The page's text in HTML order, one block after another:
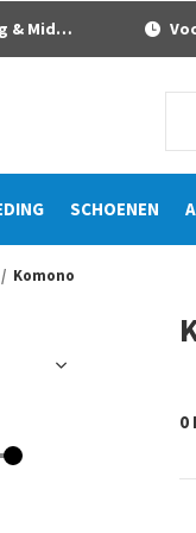
SCHOENEN
Komono
0